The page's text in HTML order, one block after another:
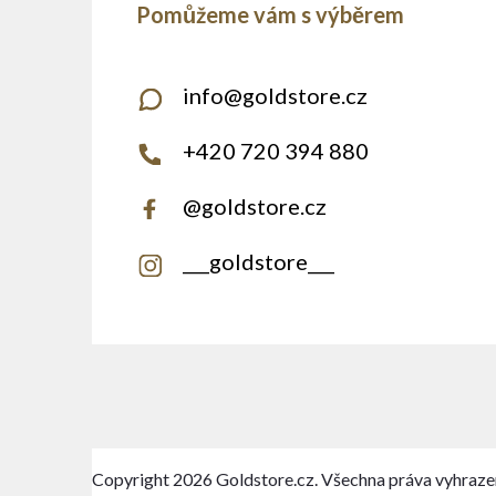
info@goldstore.cz
+420 720 394 880
@goldstore.cz
___goldstore___
Copyright 2026Goldstore.cz. Všechna práva